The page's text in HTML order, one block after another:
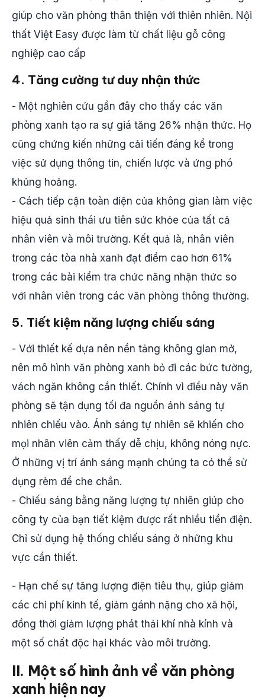
giúp cho văn phòng thân thiện với thiên nhiên. Nội
thất Việt Easy được làm từ chất liệu gỗ công
nghiệp cao cấp
4. Tăng cường tư duy nhận thức
- Một nghiên cứu gần đây cho thấy các văn
phòng xanh tạo ra sự giá tăng 26% nhận thức. Họ
cũng chứng kiến ​​những cải tiến đáng kể trong
việc sử dụng thông tin, chiến lược và ứng phó
khủng hoảng.
- Cách tiếp cận toàn diện của không gian làm việc
hiệu quả sinh thái ưu tiên sức khỏe của tất cả
nhân viên và môi trường. Kết quả là, nhân viên
trong các tòa nhà xanh đạt điểm cao hơn 61%
trong các bài kiểm tra chức năng nhận thức so
với nhân viên trong các văn phòng thông thường.
5. Tiết kiệm năng lượng chiếu sáng
- Với thiết kế dựa nên nền tảng không gian mở,
nên mô hình văn phòng xanh bỏ đi các bức tường,
vách ngăn không cần thiết. Chính vì điều này văn
phòng sẽ tận dụng tối đa nguồn ánh sáng tự
nhiên chiếu vào. Ánh sáng tự nhiên sẽ khiến cho
mọi nhân viên cảm thấy dễ chịu, không nóng nực.
Ở những vị trí ánh sáng mạnh chúng ta có thể sử
dụng rèm để che chắn.
- Chiếu sáng bằng năng lượng tự nhiên giúp cho
công ty của bạn tiết kiệm được rất nhiều tiền điện.
Chỉ sử dụng hệ thống chiếu sáng ở những khu
vực cần thiết.
- Hạn chế sự tăng lượng điện tiêu thụ, giúp giảm
các chi phí kinh tế, giảm gánh nặng cho xã hội,
đồng thời giảm lượng phát thải khí nhà kính và
một số chất độc hại khác vào môi trường.
II. Một số hình ảnh về văn phòng
xanh hiện nay